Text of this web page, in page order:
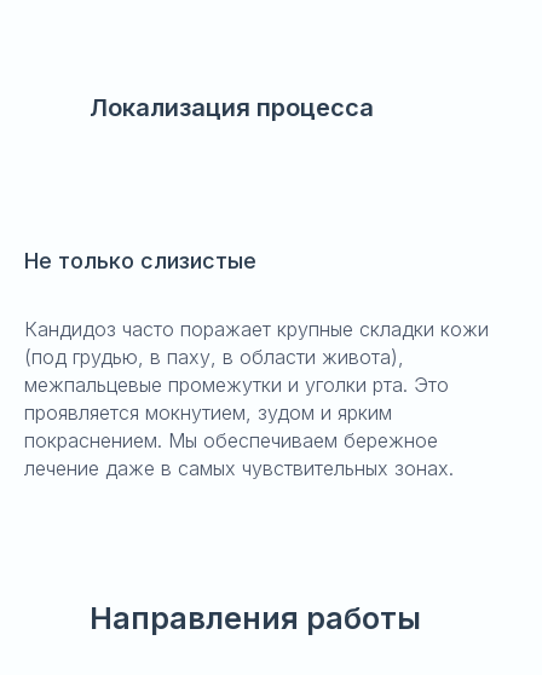
Локализация процесса
Не только слизистые
Кандидоз часто поражает крупные складки кожи
(под грудью, в паху, в области живота),
межпальцевые промежутки и уголки рта. Это
проявляется мокнутием, зудом и ярким
покраснением. Мы обеспечиваем бережное
лечение даже в самых чувствительных зонах.
Направления работы